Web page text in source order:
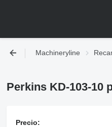
Machineryline
Perkins KD-103-10
Precio: